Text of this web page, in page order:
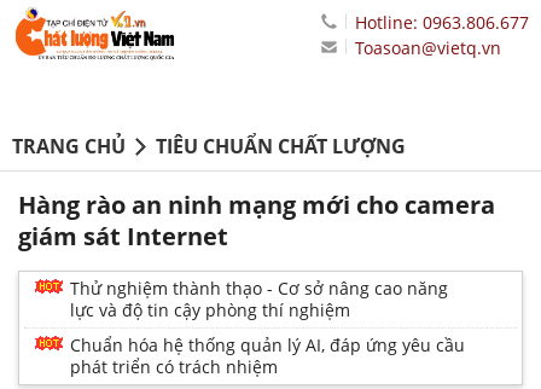
Hotline: 0963.806.677
Toasoan@vietq.vn
TRANG CHỦ TIÊU CHUẨN CHẤT LƯỢNG
Hàng rào an ninh mạng mới cho camera
giám sát Internet
Thử nghiệm thành thạo - Cơ sở nâng cao năng
lực và độ tin cậy phòng thí nghiệm
Chuẩn hóa hệ thống quản lý AI, đáp ứng yêu cầu
phát triển có trách nhiệm